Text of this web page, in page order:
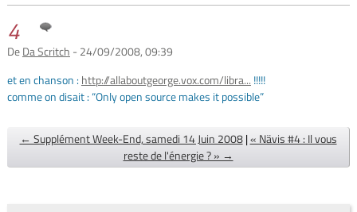
4
DeDa Scritch - 24/09/2008, 09:39
et en chanson : http://allaboutgeorge.vox.com/libra... !!!!!
comme on disait : “Only open source makes it possible”
← Supplément Week-End, samedi 14 Juin 2008 |« Nävis #4 : Il vous
reste de l'énergie ? » →